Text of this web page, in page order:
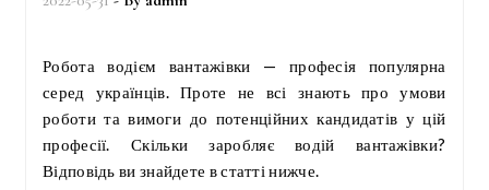
Робота водієм вантажівки — професія популярна
серед українців. Проте не всі знають про умови
роботи та вимоги до потенційних кандидатів у цій
професії. Скільки заробляє водій вантажівки?
Відповідь ви знайдете в статті нижче.